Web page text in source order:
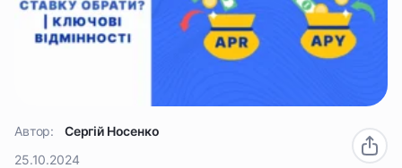
Автор:
Сергій Носенко
25.10.2024